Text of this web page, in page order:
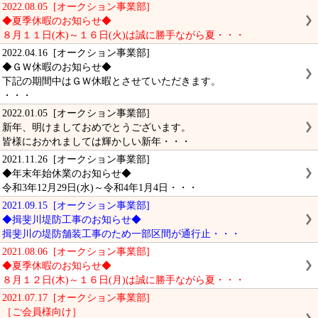
2022.08.05 [オークション事業部]
◆夏季休暇のお知らせ◆
８月１１日(木)～１６日(火)は誠に勝手ながら夏・・・
2022.04.16 [オークション事業部]
◆ＧＷ休暇のお知らせ◆
下記の期間中はＧＷ休暇とさせていただきます。
・・・
2022.01.05 [オークション事業部]
新年、明けましておめでとうございます。
皆様におかれましては輝かしい新年・・・
2021.11.26 [オークション事業部]
◆年末年始休業のお知らせ◆
令和3年12月29日(水)～令和4年1月4日・・・
2021.09.15 [オークション事業部]
◆揖斐川堤防工事のお知らせ◆
揖斐川の堤防舗装工事のため一部区間が通行止・・・
2021.08.06 [オークション事業部]
◆夏季休暇のお知らせ◆
８月１２日(木)～１６日(月)は誠に勝手ながら夏・・・
2021.07.17 [オークション事業部]
［ご会員様向け］